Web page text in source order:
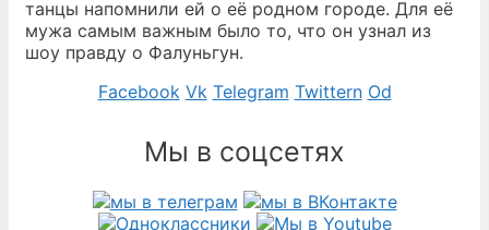
танцы напомнили ей о её родном городе. Для её
мужа самым важным было то, что он узнал из
шоу правду о Фалуньгун.
Facebook Vk Telegram Twittern Od
Мы в соцсетях